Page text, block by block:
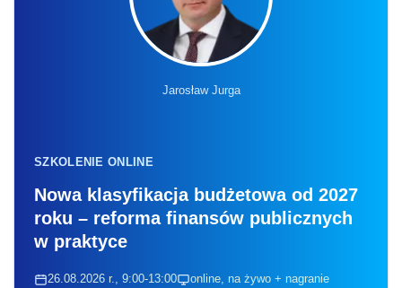
Jarosław Jurga
SZKOLENIE ONLINE
Nowa klasyfikacja budżetowa od 2027
roku – reforma finansów publicznych
w praktyce
26.08.2026 r., 9:00-13:00 online, na żywo + nagranie